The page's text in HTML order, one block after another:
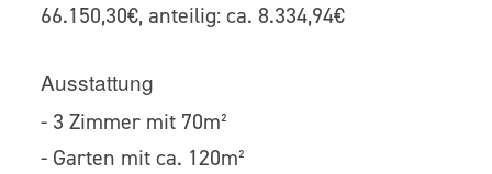
66.150,30€, anteilig: ca. 8.334,94€
Ausstattung
- 3 Zimmer mit 70m²
- Garten mit ca. 120m²